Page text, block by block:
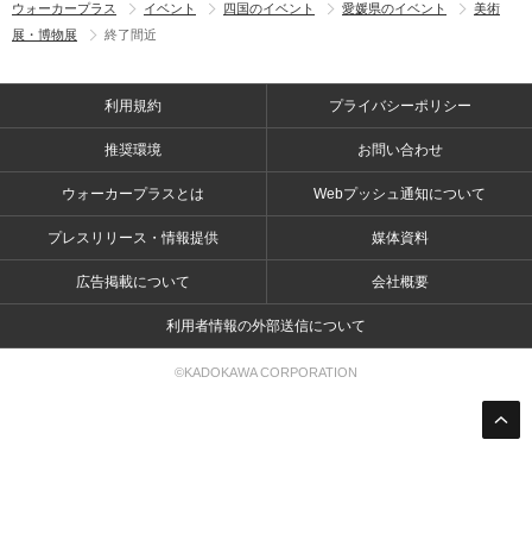
ウォーカープラス イベント 四国のイベント 愛媛県のイベント
美術
展・博物展
終了間近
利用規約 プライバシーポリシー
推奨環境 お問い合わせ
ウォーカープラスとは Webプッシュ通知について
プレスリリース・情報提供 媒体資料
広告掲載について 会社概要
利用者情報の外部送信について
©KADOKAWA CORPORATION